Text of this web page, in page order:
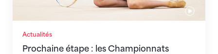
Actualités
Prochaine étape : les Championnats